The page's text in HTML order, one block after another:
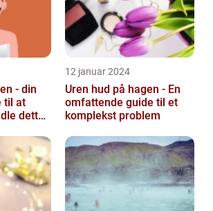
- din
til at
dette
12 januar 2024
Uren hud på hagen - En
omfattende guide til et
komplekst problem